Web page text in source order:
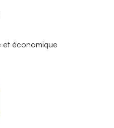
et économique